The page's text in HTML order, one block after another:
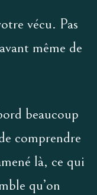
vécu. Pas
même de
beaucoup
comprendre
là, ce qui
qu’on